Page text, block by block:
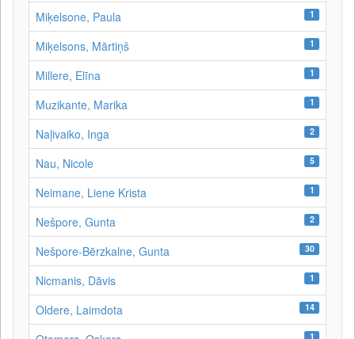
Miķelsone, Paula 1
Miķelsons, Mārtiņš 1
Millere, Elīna 1
Muzikante, Marika 1
Naļivaiko, Inga 2
Nau, Nicole 5
Neimane, Liene Krista 1
Nešpore, Gunta 2
Nešpore-Bērzkalne, Gunta 30
Nicmanis, Dāvis 1
Oldere, Laimdota 14
1